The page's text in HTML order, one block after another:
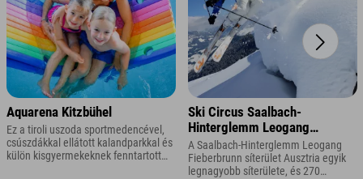
Aquarena Kitzbühel
Ez a tiroli uszoda sportmedencével,
csúszdákkal ellátott kalandparkkal és
külön kisgyermekeknek fenntartott
Ski Circus Saalbach-
Hinterglemm Leogang
Fieberbrunn
A Saalbach-Hinterglemm Leogang
Fieberbrunn síterület Ausztria egyik
legnagyobb síterülete, és 270